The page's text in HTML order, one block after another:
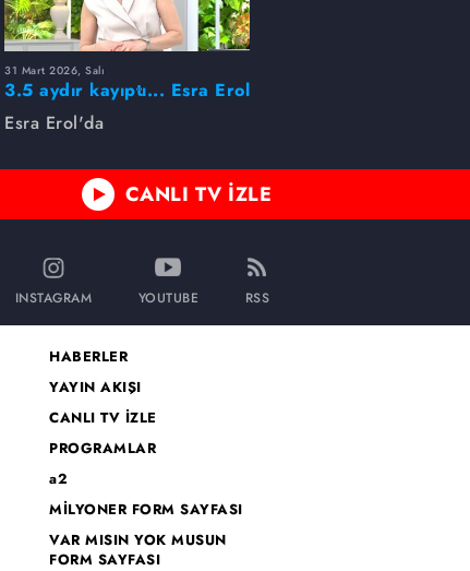
31 Mart 2026, Salı
3.5 aydır kayıptı... Esra Erol
buldu!
Esra Erol'da
CANLI TV İZLE
INSTAGRAM YOUTUBE RSS
HABERLER
YAYIN AKIŞI
CANLI TV İZLE
PROGRAMLAR
a2
MİLYONER FORM SAYFASI
VAR MISIN YOK MUSUN
FORM SAYFASI